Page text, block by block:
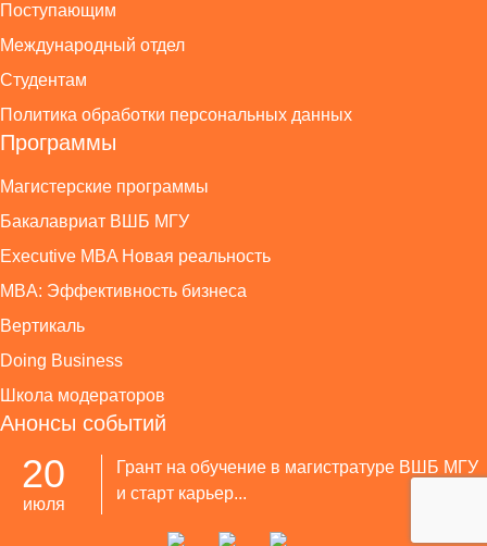
Поступающим
Международный отдел
Студентам
Политика обработки персональных данных
Программы
Магистерские программы
Бакалавриат ВШБ МГУ
Executive MBA Новая реальность
MBA: Эффективность бизнеса
Вертикаль
Doing Business
Школа модераторов
Анонсы событий
20
июля
Грант на обучение в магистратуре ВШБ МГУ
и старт карьер...